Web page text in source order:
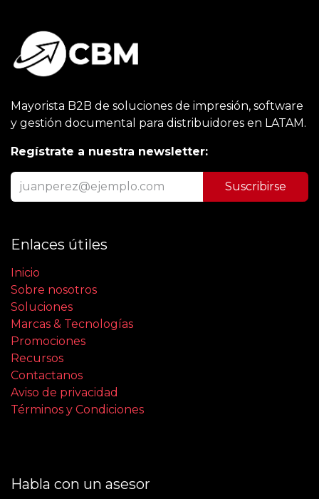
Mayorista B2B de soluciones de impresión, software
y gestión documental para distribuidores en LATAM.
Regístrate a nuestra newsletter:
Suscribirse
Enlaces útiles
Inicio
Sobre nosotros
Soluciones
Marcas & Tecnologías
Promociones
Recursos
Contactanos
Aviso de privacidad
Términos y Condiciones
Habla con un asesor